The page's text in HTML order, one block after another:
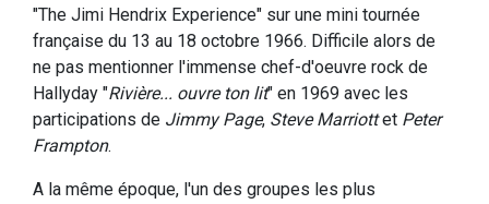
"The Jimi Hendrix Experience" sur une mini tournée
française du 13 au 18 octobre 1966. Difficile alors de
ne pas mentionner l'immense chef-d'oeuvre rock de
Hallyday "Rivière... ouvre ton lit" en 1969 avec les
participations de Jimmy Page, Steve Marriottet Peter
Frampton.
A la même époque, l'un des groupes les plus